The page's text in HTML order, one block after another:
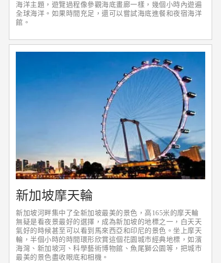
海洋主題，遊覽過程像參觀海底畫廊一樣，幾個小時內遊遍
全球海洋。如果時間充足，還可以嘗試海底進餐和夜宿海洋
館。
新加坡摩天輪
新加坡河畔集中了全新加坡最美的景色，高165米的摩天輪
無疑是看夜景最好的選擇，成為新加坡的地標之一，白天天
氣好的時候甚至可以看到馬來西亞和印尼的景色。坐上摩天
輪，半個小時的時間環形欣賞這個花園城市經典地標，如濱
海灣、新加坡河、科學藝術博物館、魚尾獅公園等，把城市
最美的景色盡收眼底和相機。